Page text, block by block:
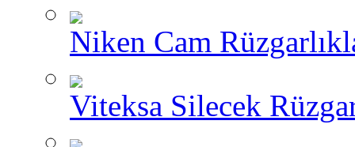
Niken Cam
Viteksa Silecek